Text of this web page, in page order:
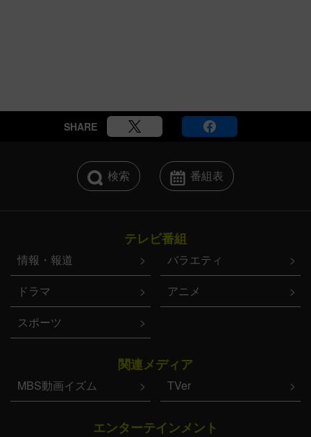
SHARE
検索 番組表
テレビ番組
情報・報道
バラエティ
ドラマ
アニメ
スポーツ
関連メディア
MBS動画イズム TVer
エンターテインメント